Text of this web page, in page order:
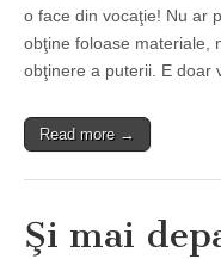
o face din vocaţie! Nu ar
obţine foloase materiale,
obţinere a puterii. E doar
Read more →
Şi mai